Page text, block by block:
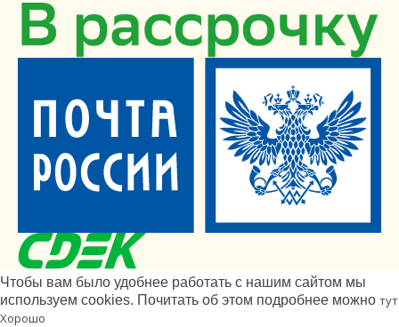
Чтобы вам было удобнее работать с нашим сайтом мы
используем cookies. Почитать об этом подробнее можно тут
Хорошо